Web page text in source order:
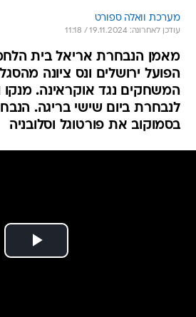
מערכת וואלה ספורט
עודכן לאחרונה: 19.11.2024 / 11:18
מאמן הנבחרת אריאל בית
הפועל ירושלים ונס ציונה
המשחקים נגד אוקראינה. מנקו
לנבחרת ביום שישי בריגה.
בסמוקוב את פורטוגל וסלובניה